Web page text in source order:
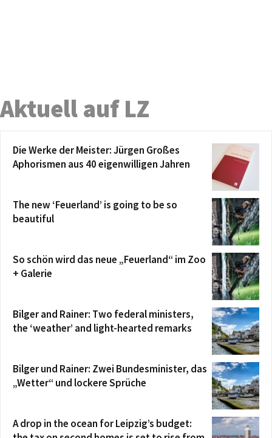
Aktuell auf LZ
Die Werke der Meister: Jürgen Großes
Aphorismen aus 40 eigenwilligen Jahren
The new ‘Feuerland’ is going to be so
beautiful
So schön wird das neue „Feuerland“ im Zoo
+ Galerie
Bilger and Rainer: Two federal ministers,
the ‘weather’ and light-hearted remarks
Bilger und Rainer: Zwei Bundesminister, das
„Wetter“ und lockere Sprüche
A drop in the ocean for Leipzig’s budget: